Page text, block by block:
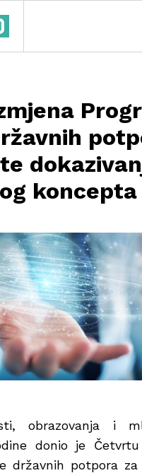
koncepta
obrazovanja i
donio je
državnih potpora